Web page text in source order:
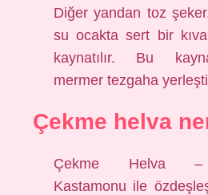
Diğer yandan toz
su ocakta sert bir
kaynatılır. Bu
mermer tezgaha
Çekme helva
Çekme Helva –
Kastamonu ile